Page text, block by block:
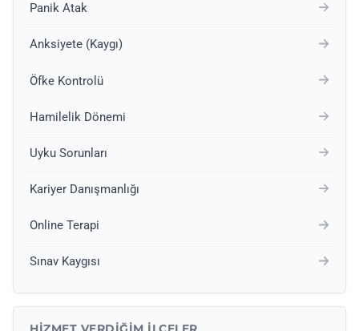
Panik Atak
Anksiyete (Kaygı)
Öfke Kontrolü
Hamilelik Dönemi
Uyku Sorunları
Kariyer Danışmanlığı
Online Terapi
Sınav Kaygısı